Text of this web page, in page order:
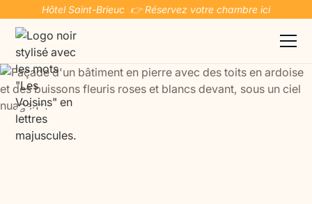
Hôtel Saint-Brieuc 👉 Réservez votre chambre ici
Gîte adapté aux handicaps
en Bretagne